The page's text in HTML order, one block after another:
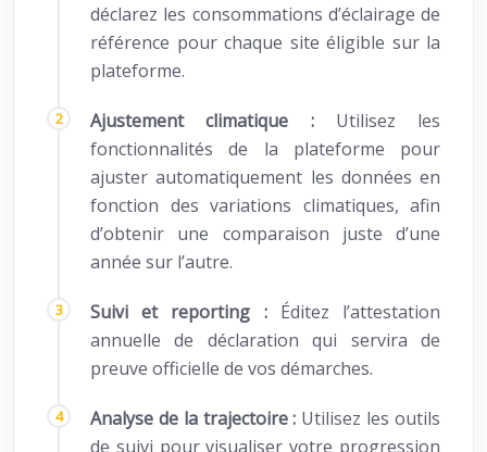
déclarez les consommations d’éclairage de
référence pour chaque site éligible sur la
plateforme.
Ajustement climatique :Utilisez les
fonctionnalités de la plateforme pour
ajuster automatiquement les données en
fonction des variations climatiques, afin
d’obtenir une comparaison juste d’une
année sur l’autre.
Suivi et reporting :Éditez l’attestation
annuelle de déclaration qui servira de
preuve officielle de vos démarches.
Analyse de la trajectoire : Utilisez les outils
de suivi pour visualiser votre progression